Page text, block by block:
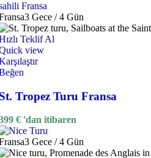
3 Gece / 4 Gün
Teklif Al
view
Tropez Turu Fransa
€ 'dan itibaren
3 Gece / 4 Gün